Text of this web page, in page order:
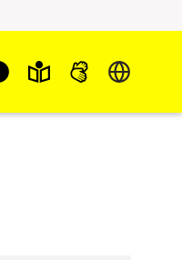
Sprache